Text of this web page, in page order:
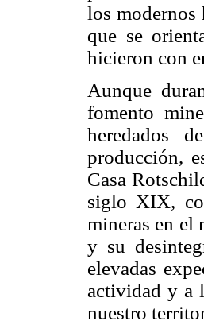
los modernos
que se
hicieron con
Aunque
fomento
heredados
producción,
Casa
siglo XIX,
mineras en el
y su
elevadas
actividad y a
nuestro